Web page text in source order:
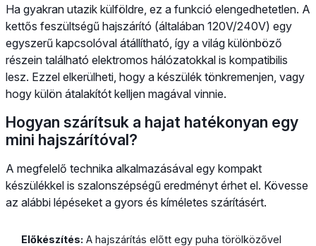
Ha gyakran utazik külföldre, ez a funkció elengedhetetlen. A
kettős feszültségű hajszárító (általában 120V/240V) egy
egyszerű kapcsolóval átállítható, így a világ különböző
részein található elektromos hálózatokkal is kompatibilis
lesz. Ezzel elkerülheti, hogy a készülék tönkremenjen, vagy
hogy külön átalakítót kelljen magával vinnie.
Hogyan szárítsuk a hajat hatékonyan egy
mini hajszárítóval?
A megfelelő technika alkalmazásával egy kompakt
készülékkel is szalonszépségű eredményt érhet el. Kövesse
az alábbi lépéseket a gyors és kíméletes szárításért.
Előkészítés: A hajszárítás előtt egy puha törölközővel